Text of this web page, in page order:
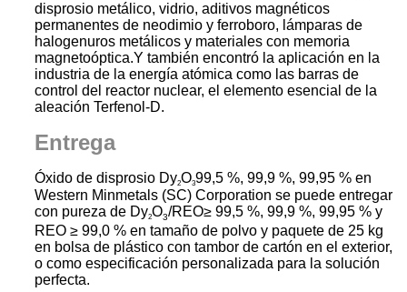
disprosio metálico, vidrio, aditivos magnéticos
permanentes de neodimio y ferroboro, lámparas de
halogenuros metálicos y materiales con memoria
magnetoóptica.Y también encontró la aplicación en la
industria de la energía atómica como las barras de
control del reactor nuclear, el elemento esencial de la
aleación Terfenol-D.
Entrega
Óxido de disprosio Dy2O399,5 %, 99,9 %, 99,95 % en
Western Minmetals (SC) Corporation se puede entregar
con pureza de Dy2O3/REO≥ 99,5 %, 99,9 %, 99,95 % y
REO ≥ 99,0 % en tamaño de polvo y paquete de 25 kg
en bolsa de plástico con tambor de cartón en el exterior,
o como especificación personalizada para la solución
perfecta.